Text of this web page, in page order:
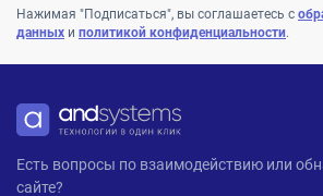
Нажимая "Подписаться", вы соглашаетесь с
данных и политикой конфиденциальности.
ANDPRO
Есть вопросы по взаимодействию или
сайте?